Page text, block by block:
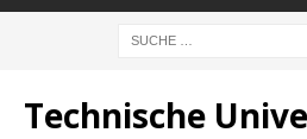
Technische